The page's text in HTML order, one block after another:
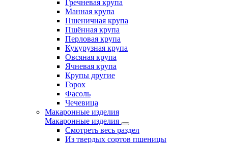
Гречневая крупа
Манная крупа
Пшеничная крупа
Пшённая крупа
Перловая крупа
Кукурузная крупа
Овсяная крупа
Ячневая крупа
Крупы другие
Горох
Фасоль
Чечевица
Макаронные изделия
Макаронные изделия
Смотреть весь раздел
Из твердых сортов пшеницы